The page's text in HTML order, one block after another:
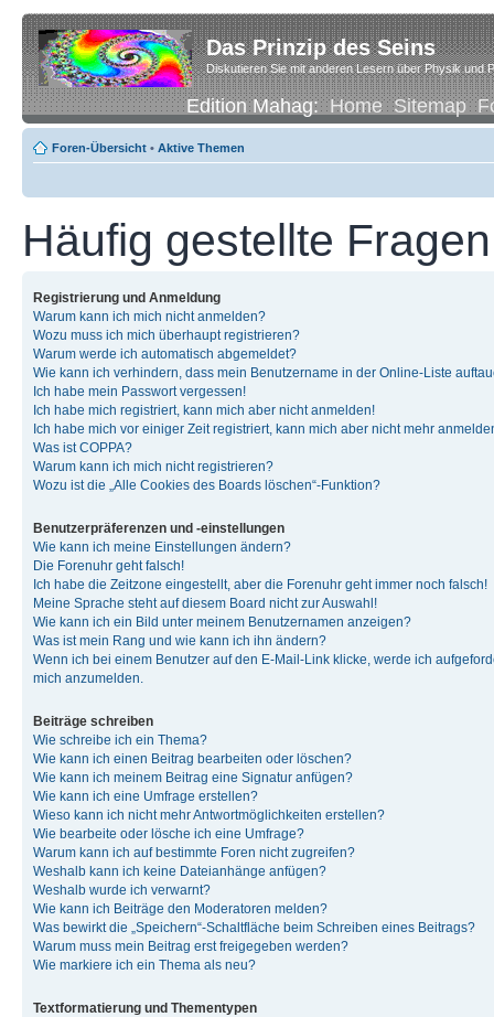
Das Prinzip des Seins
Diskutieren Sie mit anderen Lesern über Physik und
Edition Mahag:Home Sitemap
Foren-Übersicht • Aktive Themen
Häufig gestellte Fragen
Registrierung und Anmeldung
Warum kann ich mich nicht anmelden?
Wozu muss ich mich überhaupt registrieren?
Warum werde ich automatisch abgemeldet?
Wie kann ich verhindern, dass mein Benutzername in der Online-Liste
Ich habe mein Passwort vergessen!
Ich habe mich registriert, kann mich aber nicht anmelden!
Ich habe mich vor einiger Zeit registriert, kann mich aber nicht mehr
Was ist COPPA?
Warum kann ich mich nicht registrieren?
Wozu ist die „Alle Cookies des Boards löschen“-Funktion?
Benutzerpräferenzen und -einstellungen
Wie kann ich meine Einstellungen ändern?
Die Forenuhr geht falsch!
Ich habe die Zeitzone eingestellt, aber die Forenuhr geht immer noch falsch!
Meine Sprache steht auf diesem Board nicht zur Auswahl!
Wie kann ich ein Bild unter meinem Benutzernamen anzeigen?
Was ist mein Rang und wie kann ich ihn ändern?
Wenn ich bei einem Benutzer auf den E-Mail-Link klicke, werde ich
mich anzumelden.
Beiträge schreiben
Wie schreibe ich ein Thema?
Wie kann ich einen Beitrag bearbeiten oder löschen?
Wie kann ich meinem Beitrag eine Signatur anfügen?
Wie kann ich eine Umfrage erstellen?
Wieso kann ich nicht mehr Antwortmöglichkeiten erstellen?
Wie bearbeite oder lösche ich eine Umfrage?
Warum kann ich auf bestimmte Foren nicht zugreifen?
Weshalb kann ich keine Dateianhänge anfügen?
Weshalb wurde ich verwarnt?
Wie kann ich Beiträge den Moderatoren melden?
Was bewirkt die „Speichern“-Schaltfläche beim Schreiben eines Beitrags?
Warum muss mein Beitrag erst freigegeben werden?
Wie markiere ich ein Thema als neu?
Textformatierung und Thementypen